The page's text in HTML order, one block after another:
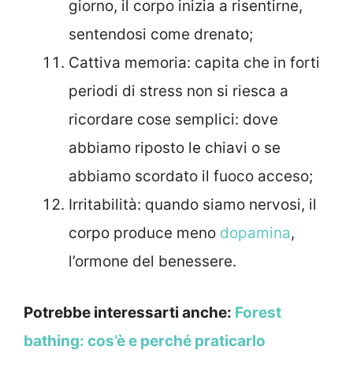
giorno, il corpo inizia a risentirne,
sentendosi come drenato;
Cattiva memoria: capita che in forti
periodi di stress non si riesca a
ricordare cose semplici: dove
abbiamo riposto le chiavi o se
abbiamo scordato il fuoco acceso;
Irritabilità: quando siamo nervosi, il
corpo produce meno dopamina,
l’ormone del benessere.
Potrebbe interessarti anche: Forest
bathing: cos’è e perché praticarlo